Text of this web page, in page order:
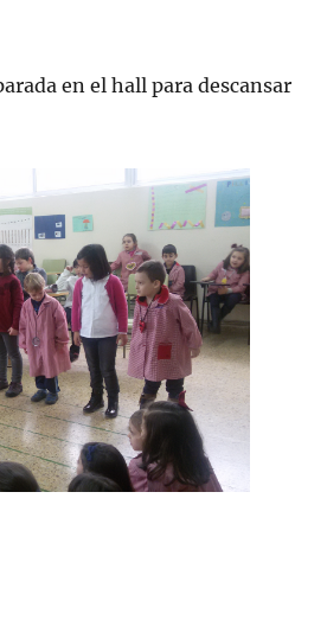
en el hall para descansar